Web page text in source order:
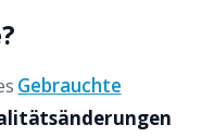
Gebrauchte